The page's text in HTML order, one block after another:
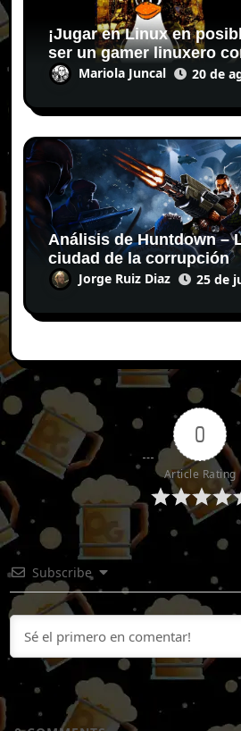
¡Jugar en Linux en
ser un gamer linuxero
Mariola Juncal 20 de
Análisis de Huntdown –
ciudad de la corrupción
Jorge Ruiz Diaz 25 de
0
Article Rating
Subscribe